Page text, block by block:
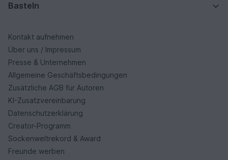
Basteln
Kontakt aufnehmen
Über uns / Impressum
Presse & Unternehmen
Allgemeine Geschäftsbedingungen
Zusätzliche AGB für Autoren
KI-Zusatzvereinbarung
Datenschutzerklärung
Creator-Programm
Sockenweltrekord & Award
Freunde werben